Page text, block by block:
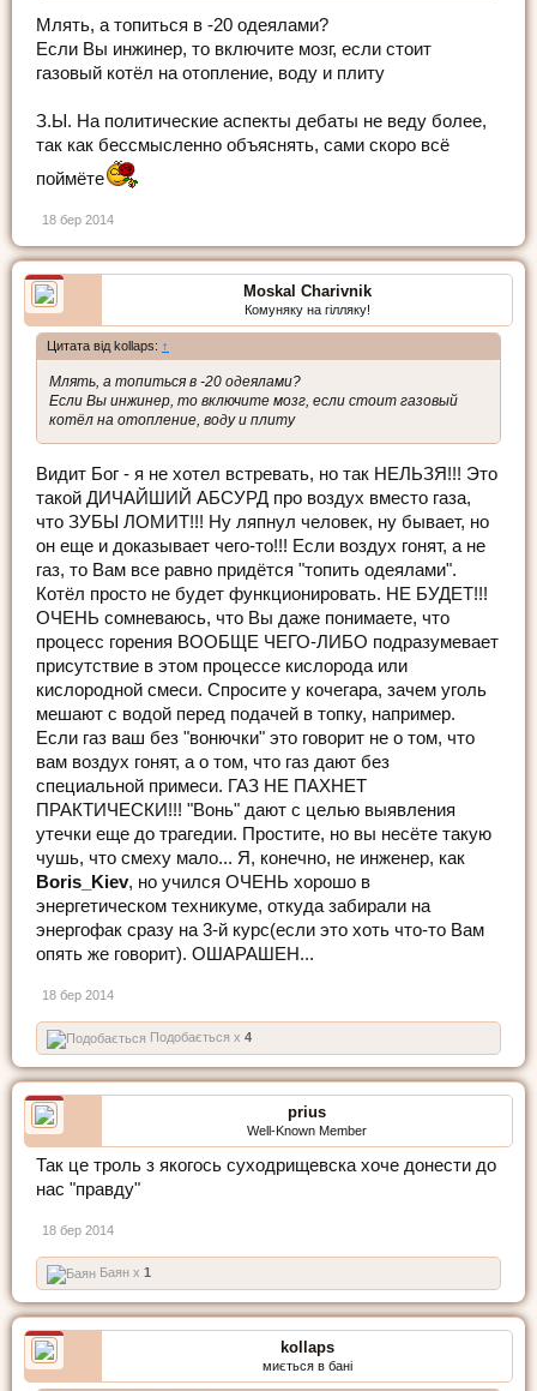
Млять, а топиться в -20 одеялами?
Если Вы инжинер, то включите мозг, если стоит
газовый котёл на отопление, воду и плиту
З.Ы. На политические аспекты дебаты не веду более,
так как бессмысленно объяснять, сами скоро всё
поймёте
18 бер 2014
Moskal Charivnik
Комуняку на гілляку!
Цитата від kollaps: ↑
Млять, а топиться в -20 одеялами?
Если Вы инжинер, то включите мозг, если стоит газовый
котёл на отопление, воду и плиту
Видит Бог - я не хотел встревать, но так НЕЛЬЗЯ!!! Это
такой ДИЧАЙШИЙ АБСУРД про воздух вместо газа,
что ЗУБЫ ЛОМИТ!!! Ну ляпнул человек, ну бывает, но
он еще и доказывает чего-то!!! Если воздух гонят, а не
газ, то Вам все равно придётся "топить одеялами".
Котёл просто не будет функционировать. НЕ БУДЕТ!!!
ОЧЕНЬ сомневаюсь, что Вы даже понимаете, что
процесс горения ВООБЩЕ ЧЕГО-ЛИБО подразумевает
присутствие в этом процессе кислорода или
кислородной смеси. Спросите у кочегара, зачем уголь
мешают с водой перед подачей в топку, например.
Если газ ваш без "вонючки" это говорит не о том, что
вам воздух гонят, а о том, что газ дают без
специальной примеси. ГАЗ НЕ ПАХНЕТ
ПРАКТИЧЕСКИ!!! "Вонь" дают с целью выявления
утечки еще до трагедии. Простите, но вы несёте такую
чушь, что смеху мало... Я, конечно, не инженер, как
Boris_Kiev, но учился ОЧЕНЬ хорошо в
энергетическом техникуме, откуда забирали на
энергофак сразу на 3-й курс(если это хоть что-то Вам
опять же говорит). ОШАРАШЕН...
18 бер 2014
Подобається x 4
prius
Well-Known Member
Так це троль з якогось суходрищевска хоче донести до
нас "правду"
18 бер 2014
Баян x 1
kollaps
миється в бані